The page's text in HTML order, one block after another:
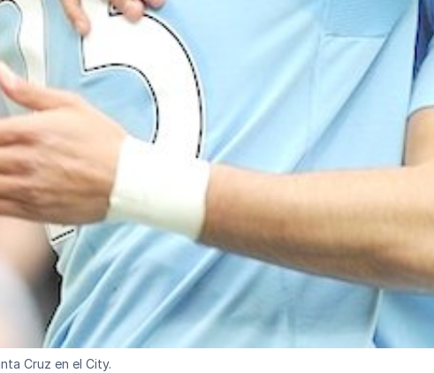
Cruz en el City.